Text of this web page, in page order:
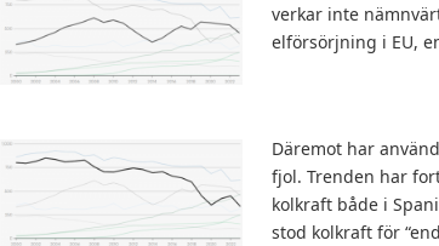
verkar inte
elförsörjning i EU,
Däremot har
fjol. Trenden har
kolkraft både i
stod kolkraft för